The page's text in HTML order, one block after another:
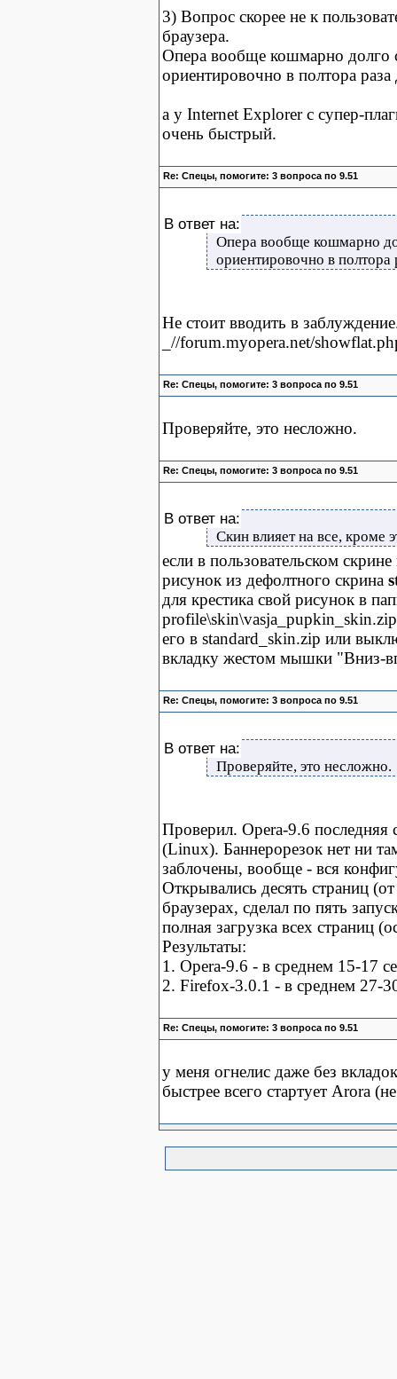
3) Вопрос скорее не к
браузера.
Опера вообще кошмарно долго
ориентировочно в полтора
а у Internet Explorer c супер-
очень быстрый.
Re: Спецы, помогите: 3 вопроса по 9.51
В ответ на:
Опера вообще кошмарно
ориентировочно в
Не стоит вводить в
_//forum.myopera.net/
Re: Спецы, помогите: 3 вопроса по 9.51
Проверяйте, это несложно.
Re: Спецы, помогите: 3 вопроса по 9.51
В ответ на:
Скин влияет на все, кроме
если в пользовательском
рисунок из дефолтного скрина
для крестика свой рисунок в
его в standard_skin.zip или
вкладку жестом мышки "Вниз-
Re: Спецы, помогите: 3 вопроса по 9.51
В ответ на:
Проверяйте, это несложно.
Проверил. Opera-9.6
(Linux). Баннерорезок нет ни
заблочены, вообще - вся
Открывались десять страниц
браузерах, сделал по пять
полная загрузка всех страниц
Результаты:
1. Opera-9.6 - в среднем 15-17
2. Firefox-3.0.1 - в среднем 27-
Re: Спецы, помогите: 3 вопроса по 9.51
у меня огнелис даже без
быстрее всего стартует Arora